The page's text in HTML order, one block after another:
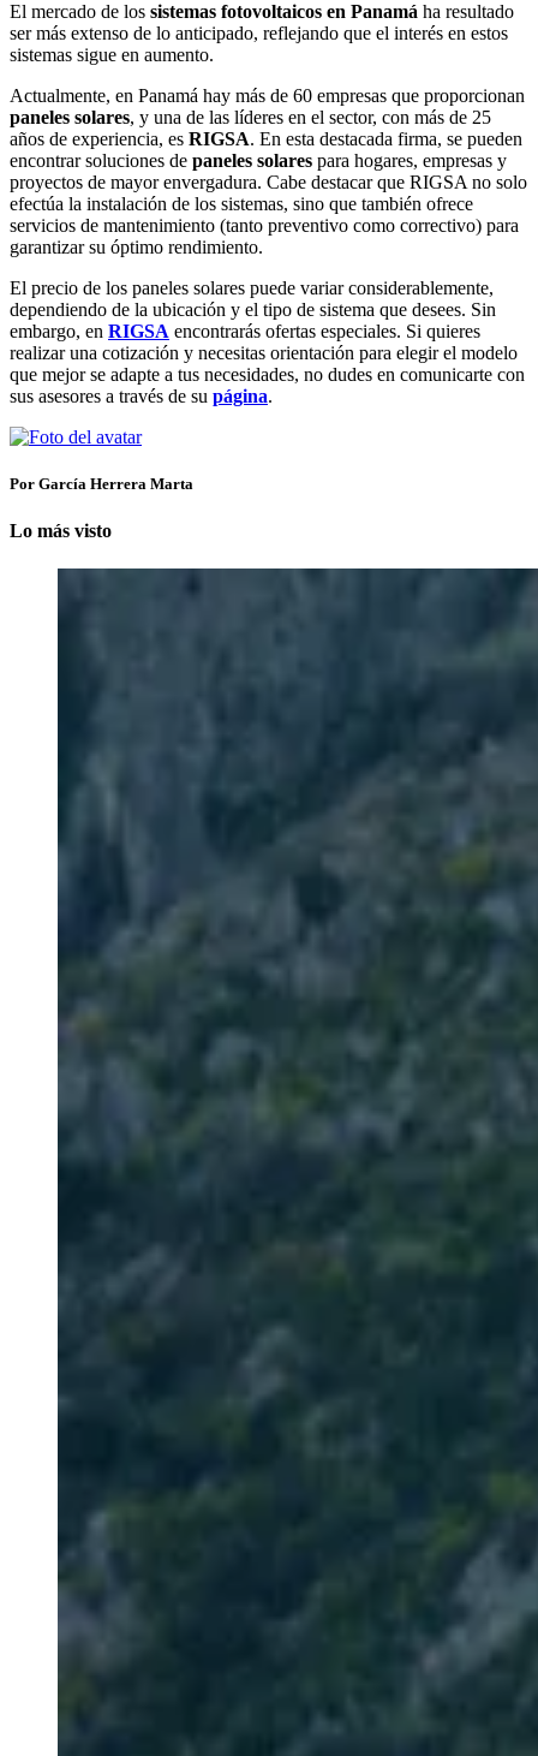
El mercado de los sistemas fotovoltaicos en Panamá ha resultado
ser más extenso de lo anticipado, reflejando que el interés en estos
sistemas sigue en aumento.
Actualmente, en Panamá hay más de 60 empresas que proporcionan
paneles solares, y una de las líderes en el sector, con más de 25
años de experiencia, es RIGSA. En esta destacada firma, se pueden
encontrar soluciones de paneles solares para hogares, empresas y
proyectos de mayor envergadura. Cabe destacar que RIGSA no solo
efectúa la instalación de los sistemas, sino que también ofrece
servicios de mantenimiento (tanto preventivo como correctivo) para
garantizar su óptimo rendimiento.
El precio de los paneles solares puede variar considerablemente,
dependiendo de la ubicación y el tipo de sistema que desees. Sin
embargo, en RIGSA encontrarás ofertas especiales. Si quieres
realizar una cotización y necesitas orientación para elegir el modelo
que mejor se adapte a tus necesidades, no dudes en comunicarte con
sus asesores a través de su página.
Por García Herrera Marta
Lo más visto